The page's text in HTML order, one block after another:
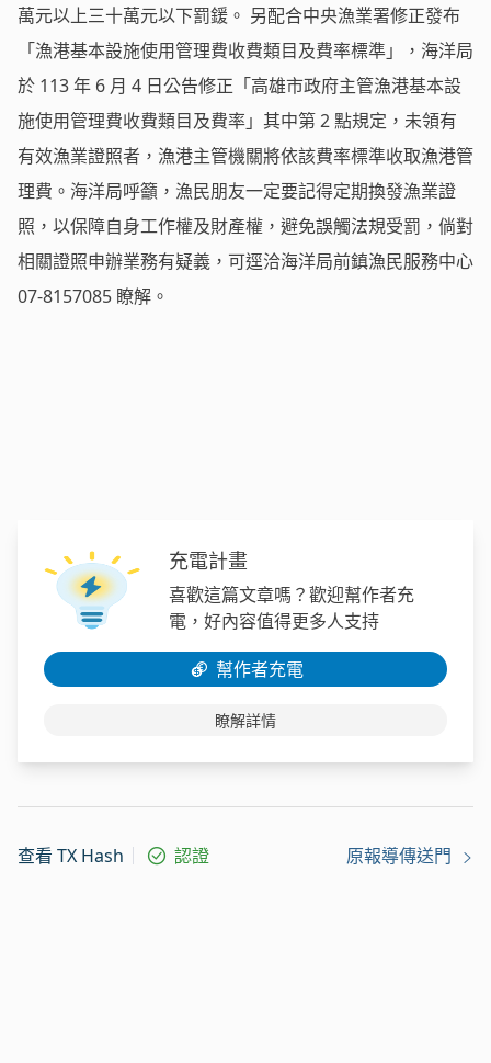
萬元以上三十萬元以下罰鍰。 另配合中央漁業署修正發布
「漁港基本設施使用管理費收費類目及費率標準」，海洋局
於 113 年 6 月 4 日公告修正「高雄市政府主管漁港基本設
施使用管理費收費類目及費率」其中第 2 點規定，未領有
有效漁業證照者，漁港主管機關將依該費率標準收取漁港管
理費。海洋局呼籲，漁民朋友一定要記得定期換發漁業證
照，以保障自身工作權及財產權，避免誤觸法規受罰，倘對
相關證照申辦業務有疑義，可逕洽海洋局前鎮漁民服務中心
07-8157085 瞭解。
充電計畫
喜歡這篇文章嗎？歡迎幫作者充
電，好內容值得更多人支持
幫作者充電
瞭解詳情
查看 TX Hash 認證 原報導傳送門